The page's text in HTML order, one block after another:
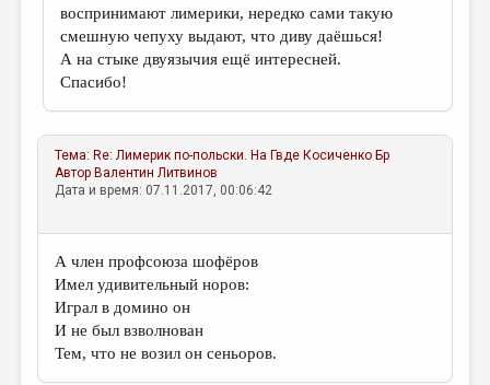
воспринимают лимерики, нередко сами такую
смешную чепуху выдают, что диву даёшься!
А на стыке двуязычия ещё интересней.
Спасибо!
Тема: Re: Лимерик по-польски. На Гвде Косиченко Бр
Автор Валентин Литвинов
Дата и время: 07.11.2017, 00:06:42
А член профсоюза шофёров
Имел удивительный норов:
Играл в домино он
И не был взволнован
Тем, что не возил он сеньоров.